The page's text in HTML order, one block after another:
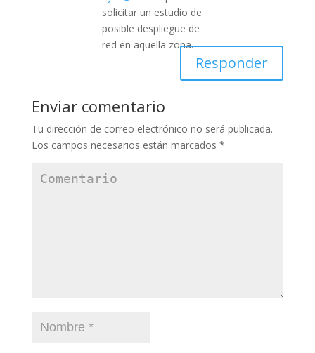
solicitar un estudio de
posible despliegue de
red en aquella zona.
Responder
Enviar comentario
Tu dirección de correo electrónico no será publicada.
Los campos necesarios están marcados *